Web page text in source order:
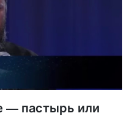
— пастырь или